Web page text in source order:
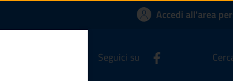
ai Accedi all'area
Seguici su